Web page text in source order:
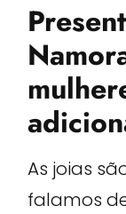
As joias
falamos